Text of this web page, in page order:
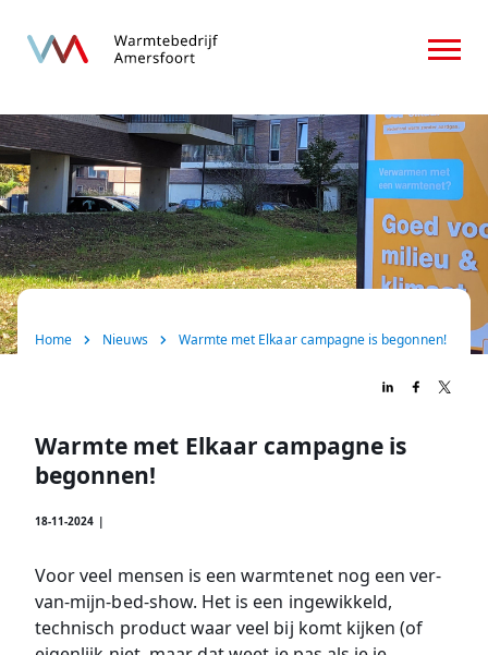
Home
Over ons
Consument
Zakelijk
Home Nieuws Warmte met Elkaar campagne is begonnen!
Warmte met Elkaar campagne is
begonnen!
18-11-2024 |
Voor veel mensen is een warmtenet nog een ver-
van-mijn-bed-show. Het is een ingewikkeld,
technisch product waar veel bij komt kijken (of